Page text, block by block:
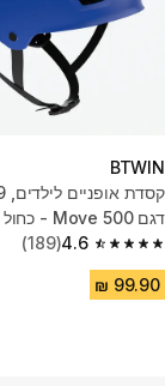
BTWIN
דגם Move 500 - כחול
4.6
4.6 out of 5 stars from 189 reviews
(189)